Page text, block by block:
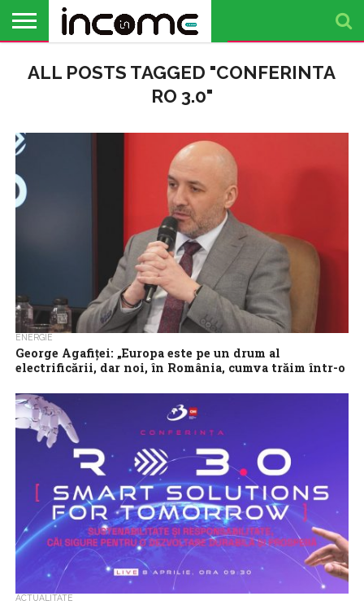
PROFIL DE
ANTREPRENOR
BUSINESS
ANALIZE
OPINII
FINANȚE
PERSONALE
TIMP
LIBER
ALL POSTS TAGGED "CONFERINTA
RO 3.0"
ENERGIE
George Agafiței: „Europa este pe un drum al
electrificării, dar noi, în România, cumva trăim într-o
George Agafiței, directorul de Afaceri Instituționale și
Reglementări PPC România, a spus marți că „Europa este pe un
drum al electrificării de...
ACTUALITATE